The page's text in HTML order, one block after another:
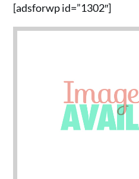
[adsforwp id=”1302″]